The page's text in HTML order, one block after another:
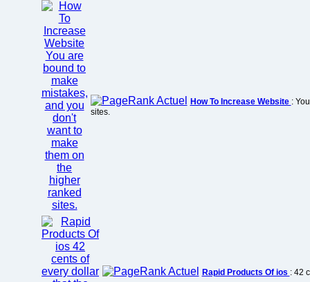
How To Increase Website :
sites.
Rapid Products Of ios : 42